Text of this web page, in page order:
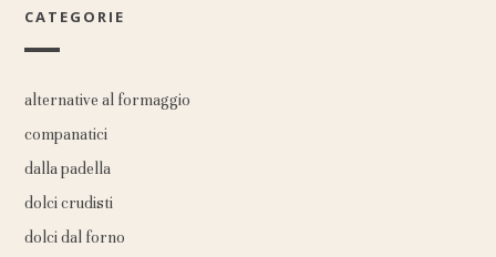
CATEGORIE
alternative al formaggio
companatici
dalla padella
dolci crudisti
dolci dal forno